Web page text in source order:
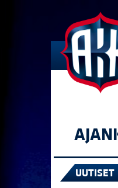
UUTISET